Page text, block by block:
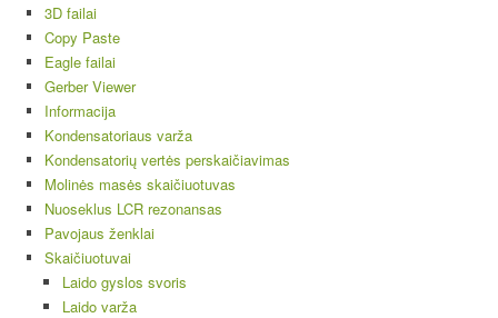
3D failai
Copy Paste
Eagle failai
Gerber Viewer
Informacija
Kondensatoriaus varža
Kondensatorių vertės perskaičiavimas
Molinės masės skaičiuotuvas
Nuoseklus LCR rezonansas
Pavojaus ženklai
Skaičiuotuvai
Laido gyslos svoris
Laido varža